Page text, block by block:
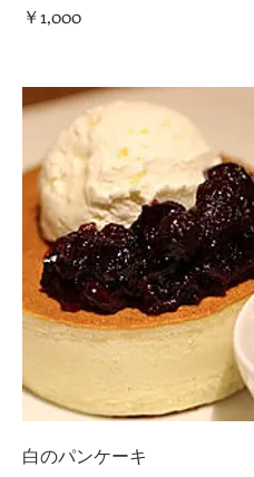
￥1,000
白のパンケーキ